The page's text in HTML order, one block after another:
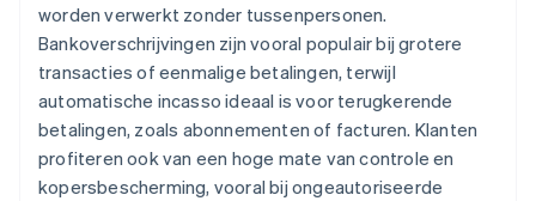
worden verwerkt zonder tussenpersonen.
Bankoverschrijvingen zijn vooral populair bij grotere
transacties of eenmalige betalingen, terwijl
automatische incasso ideaal is voor terugkerende
betalingen, zoals abonnementen of facturen. Klanten
profiteren ook van een hoge mate van controle en
kopersbescherming, vooral bij ongeautoriseerde